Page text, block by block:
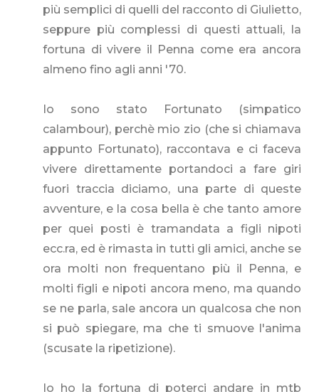
più semplici di quelli del racconto di Giulietto,
seppure più complessi di questi attuali, la
fortuna di vivere il Penna come era ancora
almeno fino agli anni '70.
Io sono stato Fortunato (simpatico
calambour), perchè mio zio (che si chiamava
appunto Fortunato), raccontava e ci faceva
vivere direttamente portandoci a fare giri
fuori traccia diciamo, una parte di queste
avventure, e la cosa bella è che tanto amore
per quei posti è tramandata a figli nipoti
ecc.ra, ed è rimasta in tutti gli amici, anche se
ora molti non frequentano più il Penna, e
molti figli e nipoti ancora meno, ma quando
se ne parla, sale ancora un qualcosa che non
si può spiegare, ma che ti smuove l'anima
(scusate la ripetizione).
Io ho la fortuna di poterci andare in mtb